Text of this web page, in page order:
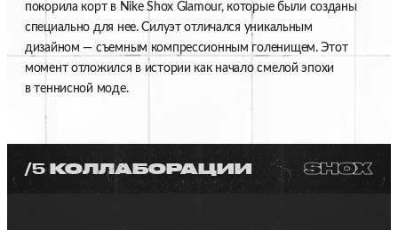
покорила корт в Nike Shox Glamour, которые были созданы
специально для нее. Силуэт отличался уникальным
дизайном — съемным компрессионным голенищем. Этот
момент отложился в истории как начало смелой эпохи
в теннисной моде.
/5КОЛЛАБОРАЦИИ